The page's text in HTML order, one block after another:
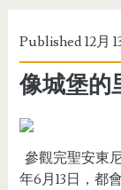
Published 12月
像城堡的
參觀完聖安東
年6月13日，都